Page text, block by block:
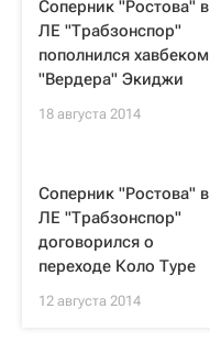
Соперник "Ростова" в
ЛЕ "Трабзонспор"
пополнился хавбеком
"Вердера" Экиджи
18 августа 2014
Соперник "Ростова" в
ЛЕ "Трабзонспор"
договорился о
переходе Коло Туре
12 августа 2014